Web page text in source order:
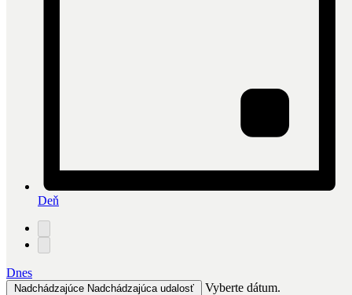
Deň
Dnes
Nadchádzajúce Nadchádzajúca udalosť Vyberte dátum.